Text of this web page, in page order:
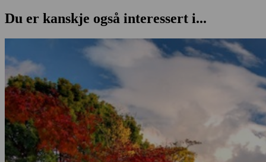
Du er kanskje også interessert i...